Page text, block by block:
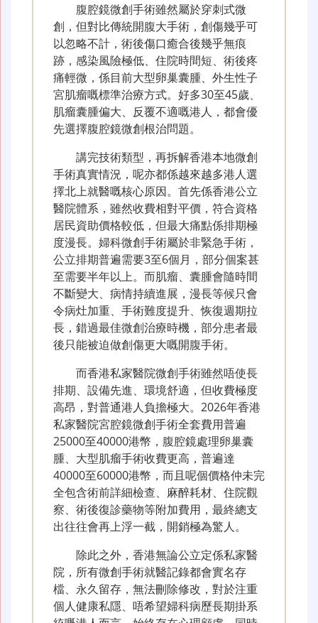
腹腔鏡微創手術雖然屬於穿刺式微
創，但對比傳統開腹大手術，創傷幾乎可
以忽略不計，術後傷口癒合後幾乎無痕
跡，感染風險極低、住院時間短、術後疼
痛輕微，係目前大型卵巢囊腫、外生性子
宮肌瘤嘅標準治療方式。好多30至45歲、
肌瘤囊腫偏大、反覆不適嘅港人，都會優
先選擇腹腔鏡微創根治問題。
講完技術類型，再拆解香港本地微創
手術真實情況，呢亦都係越來越多港人選
擇北上就醫嘅核心原因。首先係香港公立
醫院體系，雖然收費相對平價，符合資格
居民資助價格較低，但最大痛點係排期極
度漫長。婦科微創手術屬於非緊急手術，
公立排期普遍需要3至6個月，部分個案甚
至需要半年以上。而肌瘤、囊腫會隨時間
不斷變大、病情持續進展，漫長等候只會
令病灶加重、手術難度提升、恢復週期拉
長，錯過最佳微創治療時機，部分患者最
後只能被迫做創傷更大嘅開腹手術。
而香港私家醫院微創手術雖然唔使長
排期、設備先進、環境舒適，但收費極度
高昂，對普通港人負擔極大。2026年香港
私家醫院宮腔鏡微創手術全套費用普遍
25000至40000港幣，腹腔鏡處理卵巢囊
腫、大型肌瘤手術收費更高，普遍達
40000至60000港幣，而且呢個價格仲未完
全包含術前詳細檢查、麻醉耗材、住院觀
察、術後復診藥物等附加費用，最終總支
出往往會再上浮一截，開銷極為驚人。
除此之外，香港無論公立定係私家醫
院，所有微創手術就醫記錄都會實名存
檔、永久留存，無法刪除修改，對於注重
個人健康私隱、唔希望婦科病歷長期掛系